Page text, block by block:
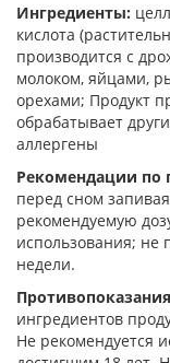
Ингредиенты:
кислота
производится с
молоком, яйцами,
орехами; Продукт
обрабатывает
аллергены
Рекомендации по
перед сном
рекомендуемую
использования; не
недели.
ингредиентов
Не рекомендуется